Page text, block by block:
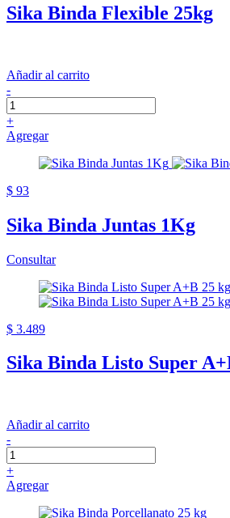
Sika Binda Flexible 25kg
Añadir al carrito
-
+
Agregar
$ 93
Sika Binda Juntas 1Kg
Consultar
$ 3.489
Sika Binda Listo Super
Añadir al carrito
-
+
Agregar